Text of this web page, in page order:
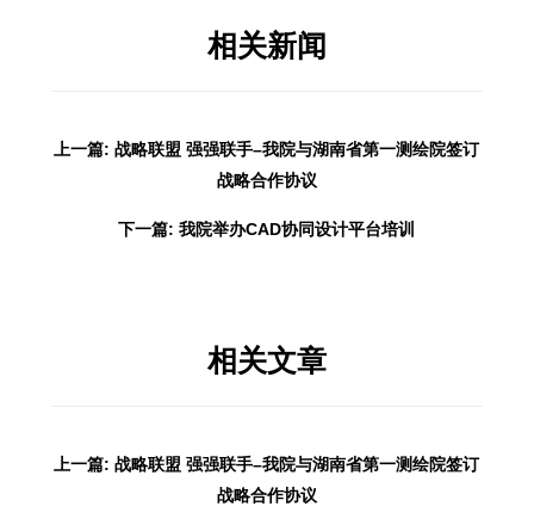
相关新闻
上一篇: 战略联盟 强强联手–我院与湖南省第一测绘院签订
战略合作协议
下一篇: 我院举办CAD协同设计平台培训
相关文章
上一篇: 战略联盟 强强联手–我院与湖南省第一测绘院签订
战略合作协议